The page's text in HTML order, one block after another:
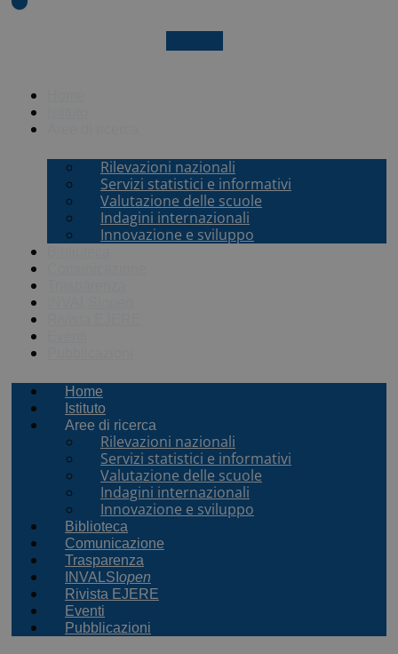
Rilevazioni nazionali
Servizi statistici e informativi
Valutazione delle scuole
Indagini internazionali
Innovazione e sviluppo
Home
Istituto
Aree di ricerca
Rilevazioni nazionali
Servizi statistici e informativi
Valutazione delle scuole
Indagini internazionali
Innovazione e sviluppo
Biblioteca
Comunicazione
Trasparenza
INVALSI open
Rivista EJERE
Eventi
Pubblicazioni